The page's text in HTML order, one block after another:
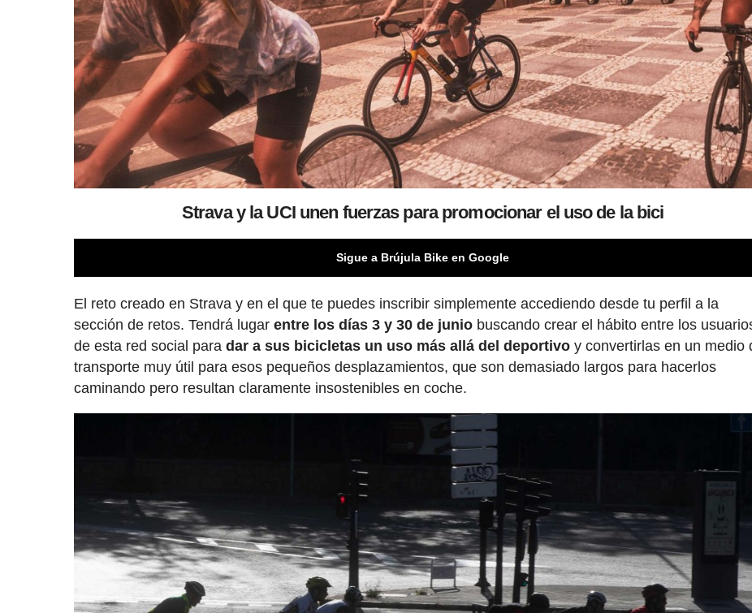
Strava y la UCI unen fuerzas para promocionar el uso de la bici
Sigue a Brújula Bike en Google
El reto creado en Strava y en el que te puedes inscribir simplemente accediendo desde tu perfil a la
sección de retos. Tendrá lugarentre los días 3 y 30 de junio buscando crear el hábito entre los
de esta red social paradar a sus bicicletas un uso más allá del deportivo y convertirlas en un medio
transporte muy útil para esos pequeños desplazamientos, que son demasiado largos para hacerlos
caminando pero resultan claramente insostenibles en coche.